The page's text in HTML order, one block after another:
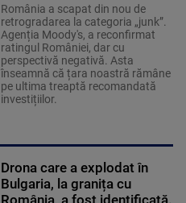
România a scapat din nou de
retrogradarea la categoria „junk”.
Agenția Moody's, a reconfirmat
ratingul României, dar cu
perspectivă negativă. Asta
înseamnă că țara noastră rămâne
pe ultima treaptă recomandată
investițiilor.
Drona care a explodat în
Bulgaria, la granița cu
România, a fost identificată.